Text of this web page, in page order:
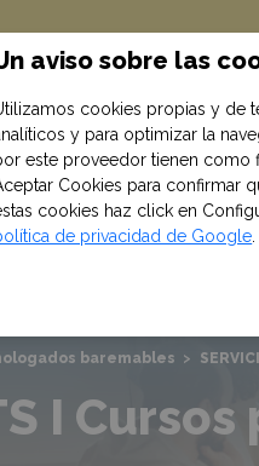
aviso sobre las
cookies propias y de
y para optimizar la
este proveedor tienen como
Cookies para confirmar
cookies haz click en
de privacidad de Google.
¡Empieza con
Buscar
productos
Buscar
baremables >
I